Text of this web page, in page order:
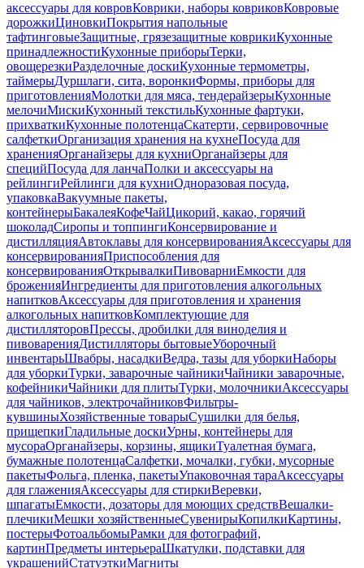
аксессуары для ковровКоврики, наборы ковриковКовровые
дорожкиЦиновкиПокрытия напольные
тафтинговыеЗащитные, грязезащитные коврикиКухонные
принадлежностиКухонные приборыТерки,
овощерезкиРазделочные доскиКухонные термометры,
таймерыДуршлаги, сита, воронкиФормы, приборы для
приготовленияМолотки для мяса, тендерайзерыКухонные
мелочиМискиКухонный текстильКухонные фартуки,
прихваткиКухонные полотенцаСкатерти, сервировочные
салфеткиОрганизация хранения на кухнеПосуда для
храненияОрганайзеры для кухниОрганайзеры для
специйПосуда для ланчаПолки и аксессуары на
рейлингиРейлинги для кухниОдноразовая посуда,
упаковкаВакуумные пакеты,
контейнерыБакалеяКофеЧайЦикорий, какао, горячий
шоколадСиропы и топпингиКонсервирование и
дистилляцияАвтоклавы для консервированияАксессуары для
консервированияПриспособления для
консервированияОткрывалкиПивоварниЕмкости для
броженияИнгредиенты для приготовления алкогольных
напитковАксессуары для приготовления и хранения
алкогольных напитковКомплектующие для
дистилляторовПрессы, дробилки для виноделия и
пивоваренияДистилляторы бытовыеУборочный
инвентарьШвабры, насадкиВедра, тазы для уборкиНаборы
для уборкиТурки, заварочные чайникиЧайники заварочные,
кофейникиЧайники для плитыТурки, молочникиАксессуары
для чайников, электрочайниковФильтры-
кувшиныХозяйственные товарыСушилки для белья,
прищепкиГладильные доскиУрны, контейнеры для
мусораОрганайзеры, корзины, ящикиТуалетная бумага,
бумажные полотенцаСалфетки, мочалки, губки, мусорные
пакетыФольга, пленка, пакетыУпаковочная тараАксессуары
для глаженияАксессуары для стиркиВеревки,
шпагатыЕмкости, дозаторы для моющих средствВешалки-
плечикиМешки хозяйственныеСувенирыКопилкиКартины,
постерыФотоальбомыРамки для фотографий,
картинПредметы интерьераШкатулки, подставки для
украшенийСтатуэткиМагниты